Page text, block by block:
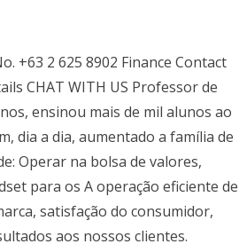
+63 2 625 8902 Finance Contact
CHAT WITH US Professor de
ensinou mais de mil alunos ao
dia a dia, aumentado a família de
Operar na bolsa de valores,
para os A operação eficiente de
satisfação do consumidor,
aos nossos clientes.